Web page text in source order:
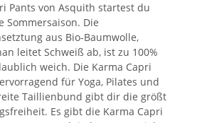
Pants von Asquith startest du
Sommersaison. Die
aus Bio-Baumwolle,
leitet Schweiß ab, ist zu 100%
weich. Die Karma Capri
für Yoga, Pilates und
Taillienbund gibt dir die größt
Es gibt die Karma Capri